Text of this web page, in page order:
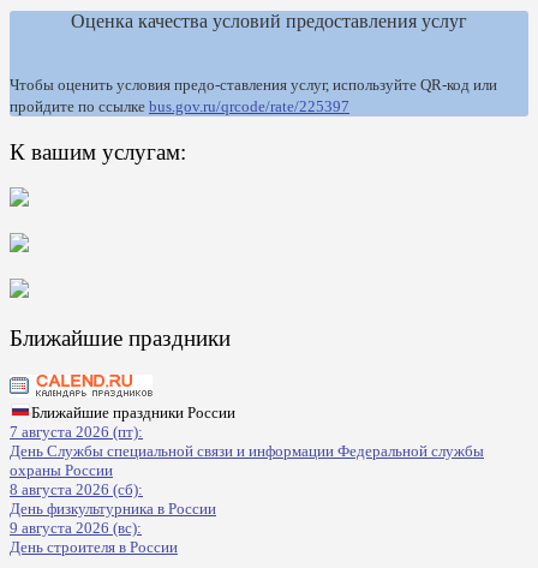
Оценка качества условий предоставления услуг
Чтобы оценить условия предо-ставления услуг, используйте QR-код или
пройдите по ссылке bus.gov.ru/qrcode/rate/225397
К вашим услугам:
Ближайшие праздники
Ближайшие праздники России
7 августа 2026 (пт):
День Службы специальной связи и информации Федеральной службы
охраны России
8 августа 2026 (сб):
День физкультурника в России
9 августа 2026 (вс):
День строителя в России